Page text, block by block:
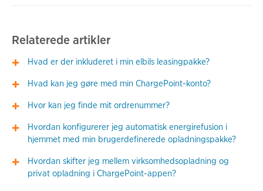
Relaterede artikler
Hvad er der inkluderet i min elbils leasingpakke?
Hvad kan jeg gøre med min ChargePoint-konto?
Hvor kan jeg finde mit ordrenummer?
Hvordan konfigurerer jeg automatisk energirefusion i
hjemmet med min brugerdefinerede opladningspakke?
Hvordan skifter jeg mellem virksomhedsopladning og
privat opladning i ChargePoint-appen?